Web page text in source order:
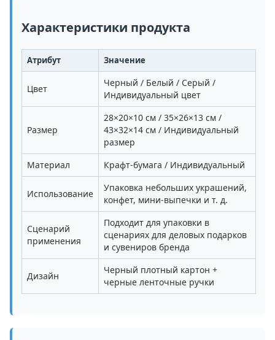
Характеристики продукта
Атрибут Значение
Цвет
Черный / Белый / Серый /
Индивидуальный цвет
Размер
28×20×10 см / 35×26×13 см /
43×32×14 см / Индивидуальный
размер
Материал
Крафт-бумага / Индивидуальный
Использование
Упаковка небольших украшений,
конфет, мини-выпечки и т. д.
Сценарий
применения
Подходит для упаковки в
сценариях для деловых подарков
и сувениров бренда
Дизайн
Черный плотный картон +
черные ленточные ручки